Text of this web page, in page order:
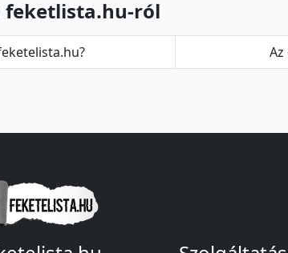
feketlista.hu-ról